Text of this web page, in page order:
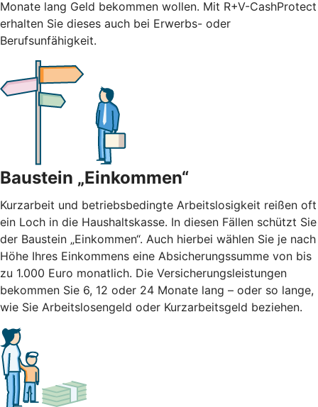
Monate lang Geld bekommen wollen. Mit R+V-CashProtect
erhalten Sie dieses auch bei Erwerbs- oder
Berufsunfähigkeit.
Baustein „Einkommen“
Kurzarbeit und betriebsbedingte Arbeitslosigkeit reißen oft
ein Loch in die Haushaltskasse. In diesen Fällen schützt Sie
der Baustein „Einkommen“. Auch hierbei wählen Sie je nach
Höhe Ihres Einkommens eine Absicherungssumme von bis
zu 1.000 Euro monatlich. Die Versicherungsleistungen
bekommen Sie 6, 12 oder 24 Monate lang – oder so lange,
wie Sie Arbeitslosengeld oder Kurzarbeitsgeld beziehen.